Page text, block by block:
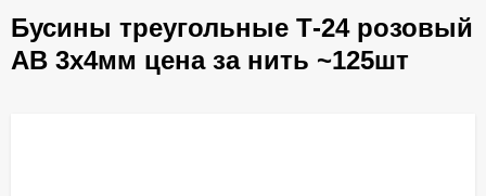
Бусины треугольные Т-24 розовый
АВ 3х4мм цена за нить ~125шт